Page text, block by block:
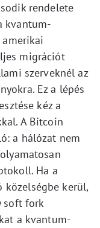
rendelete
kvantum-
amerikai
migrációt
szerveknél az
Ez a lépés
kéz a
A Bitcoin
a hálózat nem
Ha a
közelségbe kerül,
soft fork
a kvantum-